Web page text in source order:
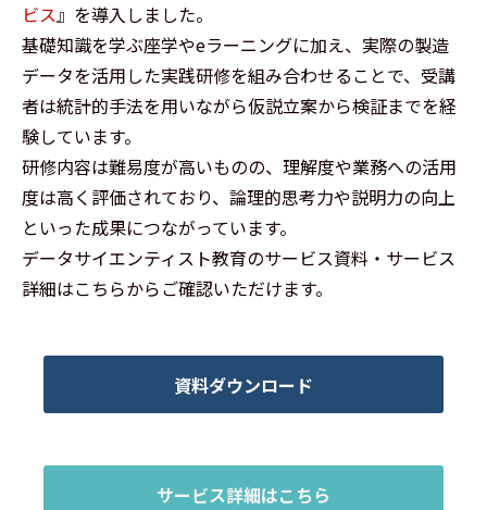
ビス』を導入しました。
基礎知識を学ぶ座学やeラーニングに加え、実際の製造
データを活用した実践研修を組み合わせることで、受講
者は統計的手法を用いながら仮説立案から検証までを経
験しています。
研修内容は難易度が高いものの、理解度や業務への活用
度は高く評価されており、論理的思考力や説明力の向上
といった成果につながっています。
データサイエンティスト教育のサービス資料・サービス
詳細はこちらからご確認いただけます。
資料ダウンロード
サービス詳細はこちら